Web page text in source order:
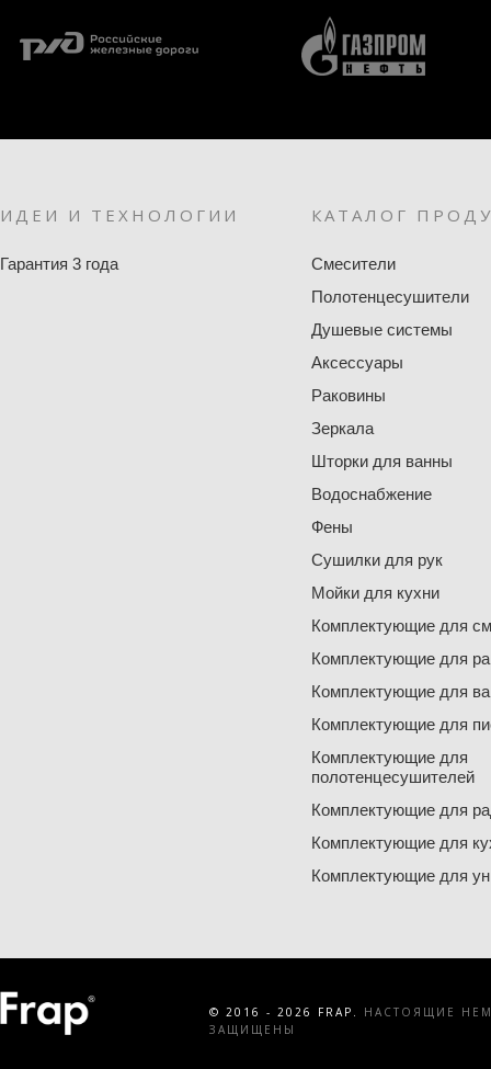
ИДЕИ И ТЕХНОЛОГИИ
Гарантия 3 года
КАТАЛОГ
Смесители
Полотенцесушители
Душевые системы
Аксессуары
Раковины
Зеркала
Шторки для ванны
Водоснабжение
Фены
Сушилки для рук
Мойки для кухни
Комплектующие для
Комплектующие для
Комплектующие для
Комплектующие для
Комплектующие для
полотенцесушителей
Комплектующие для
Комплектующие для
Комплектующие для
© 2016 - 2026 FRAP.
НАСТОЯЩИЕ
ЗАЩИЩЕНЫ